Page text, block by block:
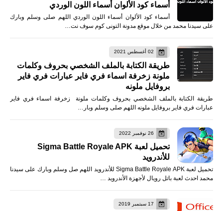
أسماء كود الألوان أسماء اللون الوردي
أسماء كود الألوان أسماء اللون الوردي اللهم صلى وسلم وبارك
على سيدنا محمد من خلال موقع مدونة التونى كوم سوف نت…
02 أغسطس 2021
طريقة الكتابة بالملف الشخصي بحروف وكلمات
ملونة زخرفة اسماء فري فاير عبارات فري فاير
بروفايل ملونه
طريقة الكتابة بالملف الشخصي بحروف وكلمات ملونة زخرفة اسماء فري فاير
عبارات فري فاير بروفايل ملونه اللهم صلى وسلم وبار…
26 نوفمبر 2022
تحميل لعبة Sigma Battle Royale APK
للأندرويد
تحميل لعبة Sigma Battle Royale APK للأندرويد اللهم صل وسلم وبارك على سيدنا
محمد احدث لعبة باتل رويال لأجهزة الأندرويد …
17 سبتمبر 2019